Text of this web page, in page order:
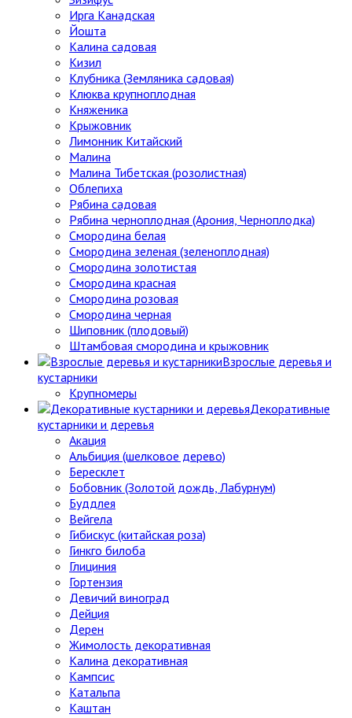
Ирга Канадская
Йошта
Калина садовая
Кизил
Клубника (Земляника садовая)
Клюква крупноплодная
Княженика
Крыжовник
Лимонник Китайский
Малина
Малина Тибетская (розолистная)
Облепиха
Рябина садовая
Рябина черноплодная (Арония, Черноплодка)
Смородина белая
Смородина зеленая (зеленоплодная)
Смородина золотистая
Смородина красная
Смородина розовая
Смородина черная
Шиповник (плодовый)
Штамбовая смородина и крыжовник
Взрослые деревья и
кустарники
Крупномеры
Декоративные
кустарники и деревья
Акация
Альбиция (шелковое дерево)
Бересклет
Бобовник (Золотой дождь, Лабурнум)
Буддлея
Вейгела
Гибискус (китайская роза)
Гинкго билоба
Глициния
Гортензия
Девичий виноград
Дейция
Дерен
Жимолость декоративная
Калина декоративная
Кампсис
Катальпа
Каштан